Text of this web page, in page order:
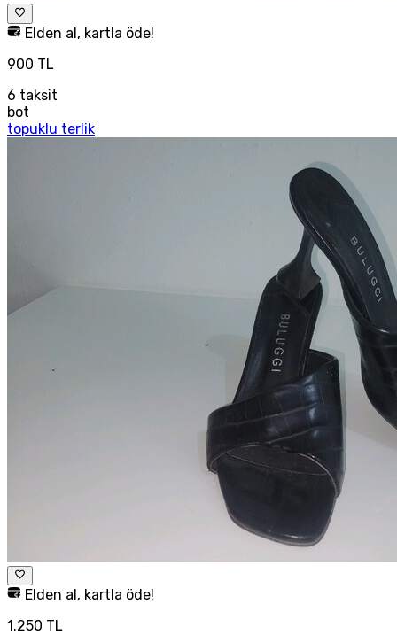
Elden al, kartla öde!
900 TL
6 taksit
bot
topuklu terlik
Elden al, kartla öde!
1.250 TL